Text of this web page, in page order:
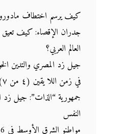
كيف يرسم اختطاف
جدران الإقصاء: كيف تعيق
العالم العربي؟
جيل زد المصري والتدين
في زمن اللا يقين (٤ من ٧)
جمهورية “الذات”: جيل زد
النفس
مواطنو الشرق الأوسط في 2026: خصخصة الأمل